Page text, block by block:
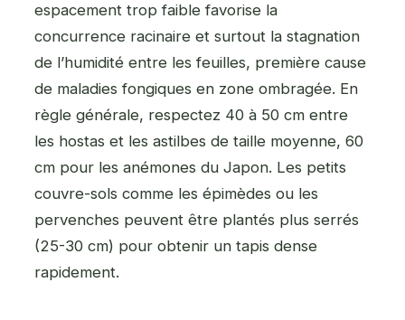
espacement trop faible favorise la
concurrence racinaire et surtout la stagnation
de l’humidité entre les feuilles, première cause
de maladies fongiques en zone ombragée. En
règle générale, respectez 40 à 50 cm entre
les hostas et les astilbes de taille moyenne, 60
cm pour les anémones du Japon. Les petits
couvre-sols comme les épimèdes ou les
pervenches peuvent être plantés plus serrés
(25-30 cm) pour obtenir un tapis dense
rapidement.